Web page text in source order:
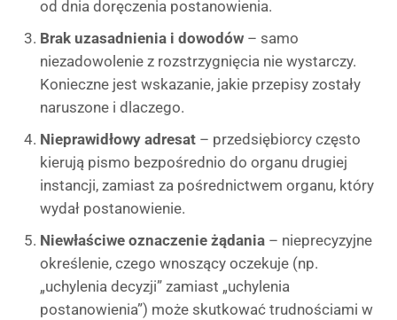
od dnia doręczenia postanowienia.
Brak uzasadnienia i dowodów – samo
niezadowolenie z rozstrzygnięcia nie wystarczy.
Konieczne jest wskazanie, jakie przepisy zostały
naruszone i dlaczego.
Nieprawidłowy adresat – przedsiębiorcy często
kierują pismo bezpośrednio do organu drugiej
instancji, zamiast za pośrednictwem organu, który
wydał postanowienie.
Niewłaściwe oznaczenie żądania – nieprecyzyjne
określenie, czego wnoszący oczekuje (np.
„uchylenia decyzji” zamiast „uchylenia
postanowienia”) może skutkować trudnościami w